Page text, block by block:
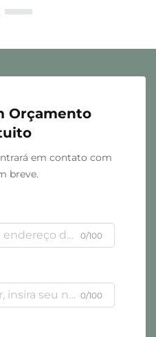
Orçamento
em contato com
breve.
0/100
0/100